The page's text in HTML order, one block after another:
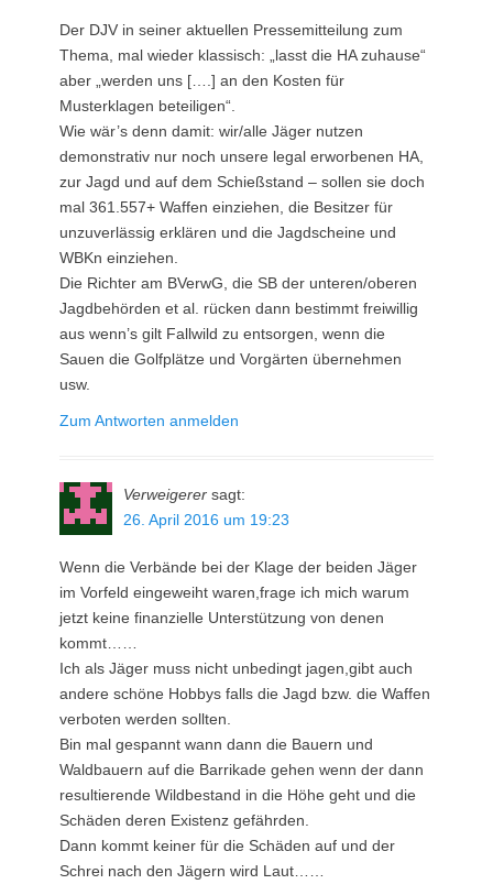
Der DJV in seiner aktuellen Pressemitteilung zum
Thema, mal wieder klassisch: „lasst die HA zuhause“
aber „werden uns [….] an den Kosten für
Musterklagen beteiligen“.
Wie wär’s denn damit: wir/alle Jäger nutzen
demonstrativ nur noch unsere legal erworbenen HA,
zur Jagd und auf dem Schießstand – sollen sie doch
mal 361.557+ Waffen einziehen, die Besitzer für
unzuverlässig erklären und die Jagdscheine und
WBKn einziehen.
Die Richter am BVerwG, die SB der unteren/oberen
Jagdbehörden et al. rücken dann bestimmt freiwillig
aus wenn’s gilt Fallwild zu entsorgen, wenn die
Sauen die Golfplätze und Vorgärten übernehmen
usw.
Zum Antworten anmelden
Verweigerer sagt:
26. April 2016 um 19:23
Wenn die Verbände bei der Klage der beiden Jäger
im Vorfeld eingeweiht waren,frage ich mich warum
jetzt keine finanzielle Unterstützung von denen
kommt……
Ich als Jäger muss nicht unbedingt jagen,gibt auch
andere schöne Hobbys falls die Jagd bzw. die Waffen
verboten werden sollten.
Bin mal gespannt wann dann die Bauern und
Waldbauern auf die Barrikade gehen wenn der dann
resultierende Wildbestand in die Höhe geht und die
Schäden deren Existenz gefährden.
Dann kommt keiner für die Schäden auf und der
Schrei nach den Jägern wird Laut……